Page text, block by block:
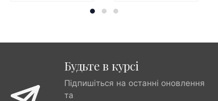
Будьте в курсі
Підпишіться на останні оновлення
та